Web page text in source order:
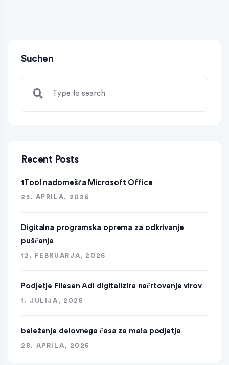
Suchen
Recent Posts
1Tool nadomešča Microsoft Office
25. APRILA, 2026
Digitalna programska oprema za odkrivanje
puščanja
12. FEBRUARJA, 2026
Podjetje Fliesen Adi digitalizira načrtovanje virov
1. JULIJA, 2025
beleženje delovnega časa za mala podjetja
28. APRILA, 2025